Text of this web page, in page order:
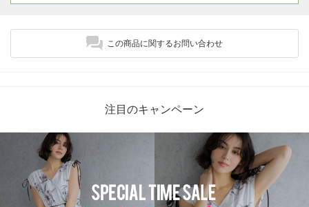
この商品に関するお問い合わせ
注目のキャンペーン